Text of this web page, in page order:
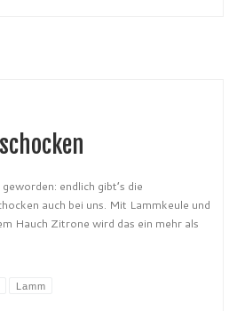
endlich gibt’s die
auch bei uns. Mit Lammkeule und
Hauch Zitrone wird das ein mehr als
Lamm